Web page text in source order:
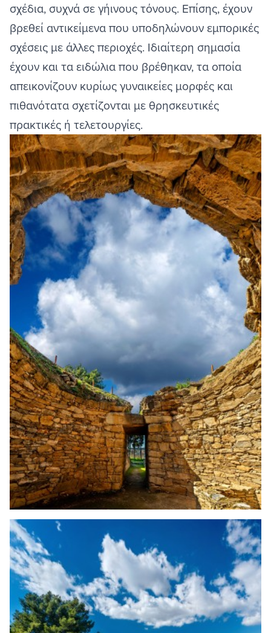
σχέδια, συχνά σε γήινους τόνους. Επίσης, έχουν
βρεθεί αντικείμενα που υποδηλώνουν εμπορικές
σχέσεις με άλλες περιοχές. Ιδιαίτερη σημασία
έχουν και τα ειδώλια που βρέθηκαν, τα οποία
απεικονίζουν κυρίως γυναικείες μορφές και
πιθανότατα σχετίζονται με θρησκευτικές
πρακτικές ή τελετουργίες.
Image